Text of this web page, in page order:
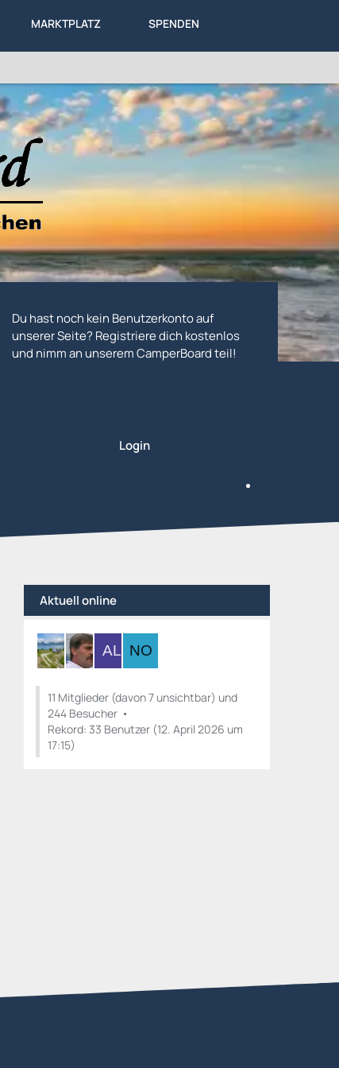
MARKTPLATZ SPENDEN
Du hast noch kein Benutzerkonto auf
unserer Seite? Registriere dich kostenlos
und nimm an unserem CamperBoard teil!
Login
Aktuell online
11 Mitglieder (davon 7 unsichtbar) und
244 Besucher
Rekord: 33 Benutzer (12. April 2026 um
17:15)